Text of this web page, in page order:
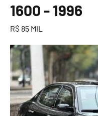
1600 - 1996
R$ 85 MIL